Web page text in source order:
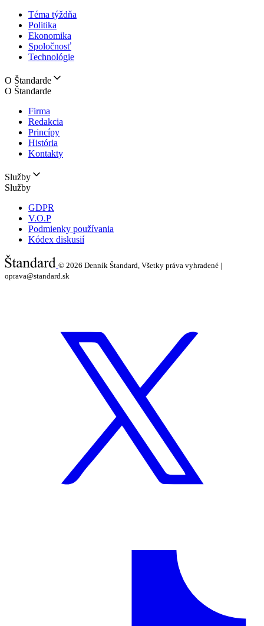
Téma týždňa
Politika
Ekonomika
Spoločnosť
Technológie
O Štandarde
O Štandarde
Firma
Redakcia
Princípy
História
Kontakty
Služby
Služby
GDPR
V.O.P
Podmienky používania
Kódex diskusií
© 2026 Denník Štandard, Všetky práva vyhradené |
oprava@standard.sk